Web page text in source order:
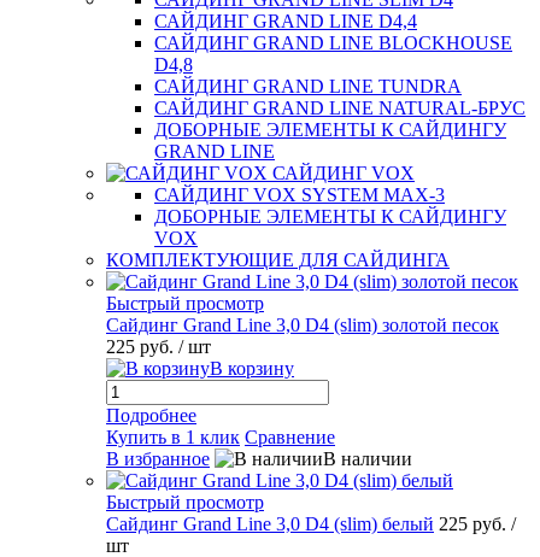
САЙДИНГ GRAND LINE D4,4
САЙДИНГ GRAND LINE BLOCKHOUSE
D4,8
САЙДИНГ GRAND LINE TUNDRA
САЙДИНГ GRAND LINE NATURAL-БРУС
ДОБОРНЫЕ ЭЛЕМЕНТЫ К САЙДИНГУ
GRAND LINE
САЙДИНГ VOX
САЙДИНГ VOX SYSTEM MAX-3
ДОБОРНЫЕ ЭЛЕМЕНТЫ К САЙДИНГУ
VOX
КОМПЛЕКТУЮЩИЕ ДЛЯ САЙДИНГА
Быстрый просмотр
Сайдинг Grand Line 3,0 D4 (slim) золотой песок
225 руб. / шт
В корзину
Подробнее
Купить в 1 клик Сравнение
В избранное
В наличии
Быстрый просмотр
Сайдинг Grand Line 3,0 D4 (slim) белый 225 руб. /
шт